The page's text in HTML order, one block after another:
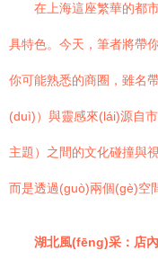
在上海這座繁華的都
具特色。今天，筆者將帶
你可能熟悉的商圈，雖名
(duì)）與靈感來(lái)源自
主題）之間的文化碰撞與
而是透過(guò)兩個(gè)空
湖北風(fēng)采：店